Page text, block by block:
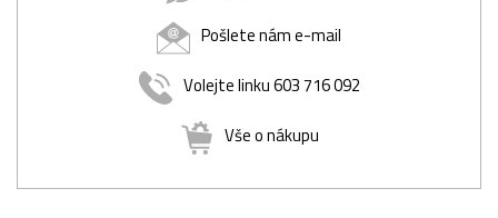
Pošlete nám e-mail
Volejte linku 603 716 092
Vše o nákupu